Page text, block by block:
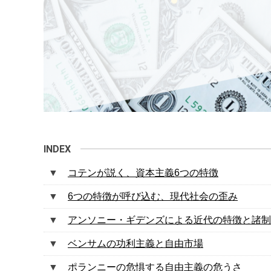
コテンが説く、資本主義6つの特徴
6つの特徴が呼び込む、現代社会の歪み
アンソニー・ギデンズによる近代の特徴と諸
ベンサムの功利主義と自由市場
ポランニーの危惧する自由主義の危うさ